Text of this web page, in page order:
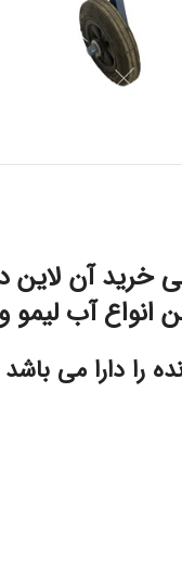
خرید آن لاین
آب لیمو و
دارا می باشد